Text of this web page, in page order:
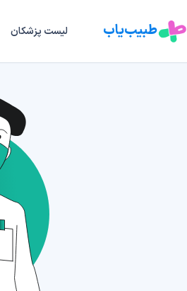
طبیب‌یاب لیست پزشکان